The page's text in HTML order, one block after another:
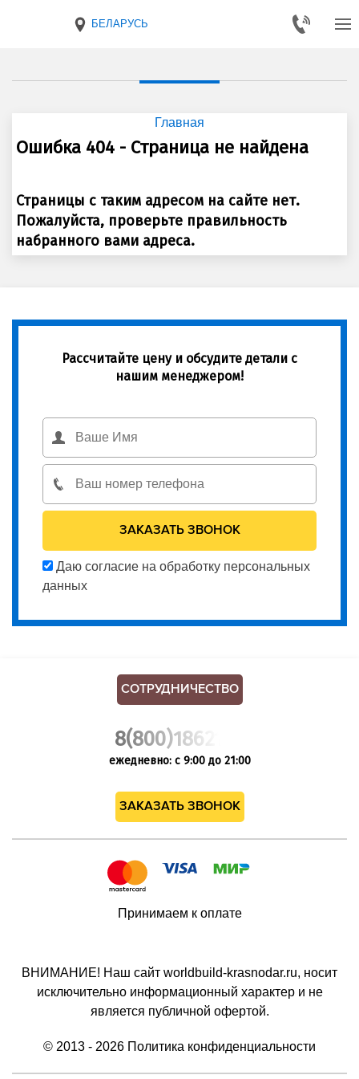
БЕЛАРУСЬ
Главная
Ошибка 404 - Страница не найдена
Страницы с таким адресом на сайте нет.
Пожалуйста, проверьте правильность
набранного вами адреса.
Рассчитайте цену и обсудите детали с
нашим менеджером!
Даю согласие на обработку персональных
данных
СОТРУДНИЧЕСТВО
8(800)1862102
ежедневно: с 9:00 до 21:00
ЗАКАЗАТЬ ЗВОНОК
ВНИМАНИЕ! Наш сайт worldbuild-krasnodar.ru, носит
исключительно информационный характер и не
является публичной офертой.
© 2013 - 2026 Политика конфиденциальности
Принимаем к оплате